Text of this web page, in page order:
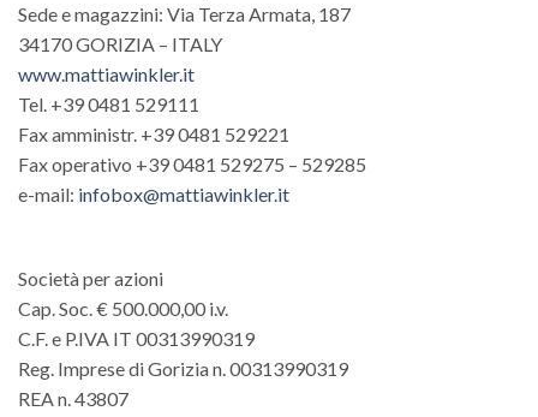
Sede e magazzini: Via Terza Armata, 187
34170 GORIZIA – ITALY
www.mattiawinkler.it
Tel. +39 0481 529111
Fax amministr. +39 0481 529221
Fax operativo +39 0481 529275 – 529285
e-mail: infobox@mattiawinkler.it
Società per azioni
Cap. Soc. € 500.000,00 i.v.
C.F. e P.IVA IT 00313990319
Reg. Imprese di Gorizia n. 00313990319
REA n. 43807